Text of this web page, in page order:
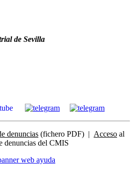
de Sevilla
denuncias (fichero PDF) | Acceso al
denuncias del CMIS